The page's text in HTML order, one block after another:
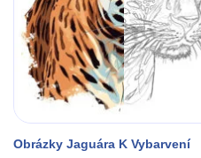
Obrázky Jaguára K Vybarvení